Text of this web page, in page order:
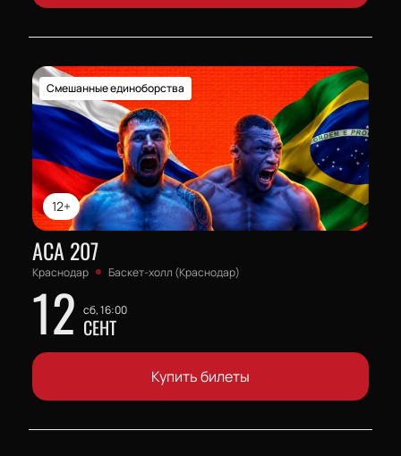
12+
Смешанные единоборства
АСА 207
Краснодар Баскет-холл (Краснодар)
12 сб, 16:00
СЕНТ
Купить билеты